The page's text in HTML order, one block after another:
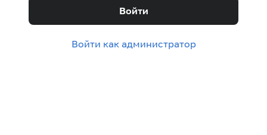
Войти
Войти как администратор